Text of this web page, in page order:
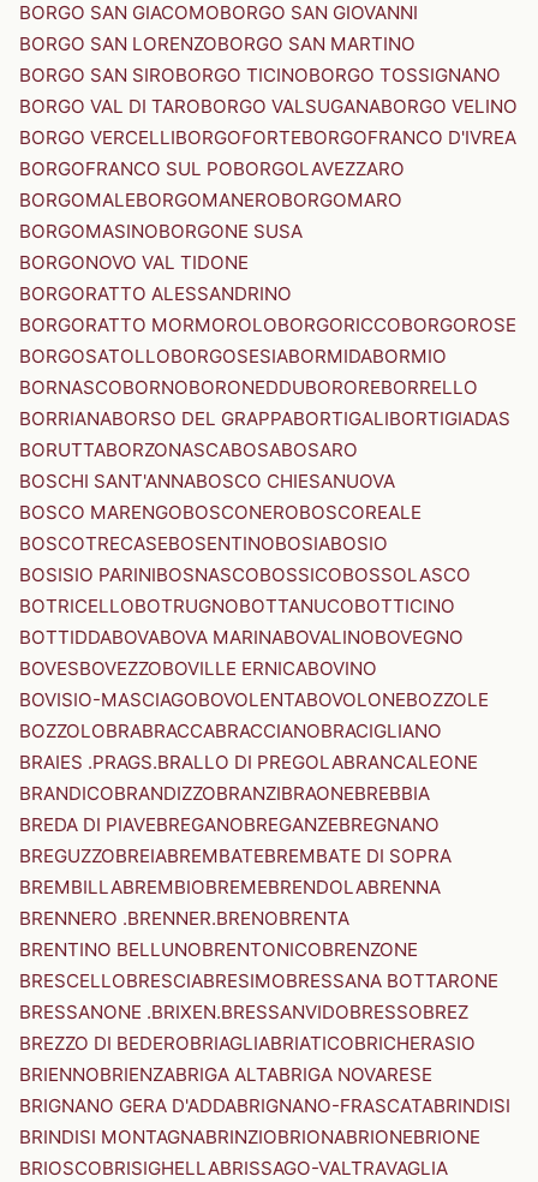
BORGO SAN GIACOMOBORGO SAN GIOVANNI
BORGO SAN LORENZOBORGO SAN MARTINO
BORGO SAN SIROBORGO TICINOBORGO TOSSIGNANO
BORGO VAL DI TAROBORGO VALSUGANABORGO VELINO
BORGO VERCELLIBORGOFORTEBORGOFRANCO D'IVREA
BORGOFRANCO SUL POBORGOLAVEZZARO
BORGOMALEBORGOMANEROBORGOMARO
BORGOMASINOBORGONE SUSA
BORGONOVO VAL TIDONE
BORGORATTO ALESSANDRINO
BORGORATTO MORMOROLOBORGORICCOBORGOROSE
BORGOSATOLLOBORGOSESIABORMIDABORMIO
BORNASCOBORNOBORONEDDUBOROREBORRELLO
BORRIANABORSO DEL GRAPPABORTIGALIBORTIGIADAS
BORUTTABORZONASCABOSABOSARO
BOSCHI SANT'ANNABOSCO CHIESANUOVA
BOSCO MARENGOBOSCONEROBOSCOREALE
BOSCOTRECASEBOSENTINOBOSIABOSIO
BOSISIO PARINIBOSNASCOBOSSICOBOSSOLASCO
BOTRICELLOBOTRUGNOBOTTANUCOBOTTICINO
BOTTIDDABOVABOVA MARINABOVALINOBOVEGNO
BOVESBOVEZZOBOVILLE ERNICABOVINO
BOVISIO-MASCIAGOBOVOLENTABOVOLONEBOZZOLE
BOZZOLOBRABRACCABRACCIANOBRACIGLIANO
BRAIES .PRAGS.BRALLO DI PREGOLABRANCALEONE
BRANDICOBRANDIZZOBRANZIBRAONEBREBBIA
BREDA DI PIAVEBREGANOBREGANZEBREGNANO
BREGUZZOBREIABREMBATEBREMBATE DI SOPRA
BREMBILLABREMBIOBREMEBRENDOLABRENNA
BRENNERO .BRENNER.BRENOBRENTA
BRENTINO BELLUNOBRENTONICOBRENZONE
BRESCELLOBRESCIABRESIMOBRESSANA BOTTARONE
BRESSANONE .BRIXEN.BRESSANVIDOBRESSOBREZ
BREZZO DI BEDEROBRIAGLIABRIATICOBRICHERASIO
BRIENNOBRIENZABRIGA ALTABRIGA NOVARESE
BRIGNANO GERA D'ADDABRIGNANO-FRASCATABRINDISI
BRINDISI MONTAGNABRINZIOBRIONABRIONEBRIONE
BRIOSCOBRISIGHELLABRISSAGO-VALTRAVAGLIA